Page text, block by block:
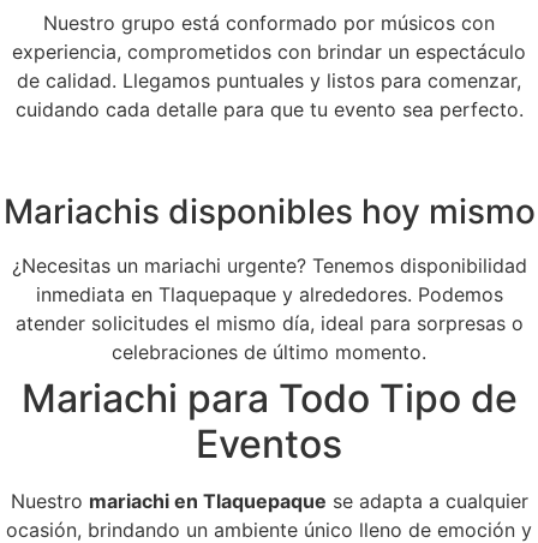
Nuestro grupo está conformado por músicos con
experiencia, comprometidos con brindar un espectáculo
de calidad. Llegamos puntuales y listos para comenzar,
cuidando cada detalle para que tu evento sea perfecto.
Mariachis disponibles hoy mismo
¿Necesitas un mariachi urgente? Tenemos disponibilidad
inmediata en Tlaquepaque y alrededores. Podemos
atender solicitudes el mismo día, ideal para sorpresas o
celebraciones de último momento.
Mariachi para Todo Tipo de
Eventos
Nuestro mariachi en Tlaquepaque se adapta a cualquier
ocasión, brindando un ambiente único lleno de emoción y